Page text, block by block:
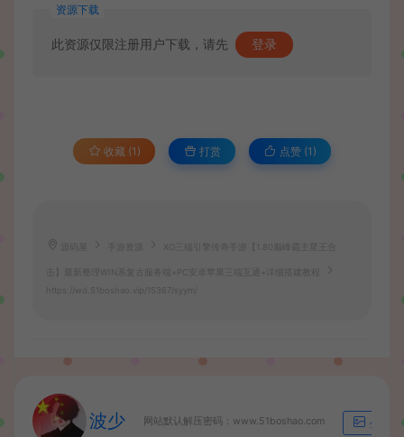
资源下载
此资源仅限注册用户下载，请先 登录
收藏 (1) 打赏 点赞 (1 )
手游资源 XO三端引擎传奇手游【1.80巅峰霸主星王合
击】最新整理WIN系复古服务端+PC安卓苹果三端互通+详细搭建教程
https://wd.51boshao.vip/15367/syym/
波少 网站默认解压密码：www.51boshao.com 生成海